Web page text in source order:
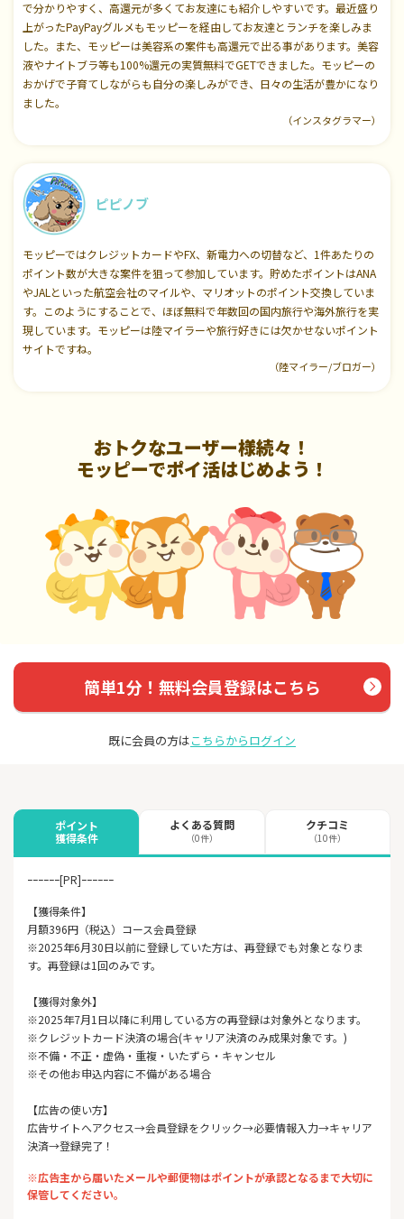
で分かりやすく、高還元が多くてお友達にも紹介しやすいです。最近盛り
上がったPayPayグルメもモッピーを経由してお友達とランチを楽しみま
した。また、モッピーは美容系の案件も高還元で出る事があります。美容
液やナイトブラ等も100%還元の実質無料でGETできました。モッピーの
おかげで子育てしながらも自分の楽しみができ、日々の生活が豊かになり
ました。
（インスタグラマー）
ピピノブ
モッピーではクレジットカードやFX、新電力への切替など、1件あたりの
ポイント数が大きな案件を狙って参加しています。貯めたポイントはANA
やJALといった航空会社のマイルや、マリオットのポイント交換していま
す。このようにすることで、ほぼ無料で年数回の国内旅行や海外旅行を実
現しています。モッピーは陸マイラーや旅行好きには欠かせないポイント
サイトですね。
（陸マイラー/ブロガー）
おトクなユーザー様続々！
モッピーでポイ活はじめよう！
簡単1分！無料会員登録はこちら
既に会員の方はこちらからログイン
ポイント
獲得条件
よくある質問
（0件）
クチコミ
（10件）
ｰｰｰｰｰｰ[PR]ｰｰｰｰｰｰ
【獲得条件】
月額396円（税込）コース会員登録
※2025年6月30日以前に登録していた方は、再登録でも対象となりま
す。再登録は1回のみです。
【獲得対象外】
※2025年7月1日以降に利用している方の再登録は対象外となります。
※クレジットカード決済の場合(キャリア決済のみ成果対象です。)
※不備・不正・虚偽・重複・いたずら・キャンセル
※その他お申込内容に不備がある場合
【広告の使い方】
広告サイトへアクセス→会員登録をクリック→必要情報入力→キャリア
決済→登録完了！
※広告主から届いたメールや郵便物はポイントが承認となるまで大切に
保管してください。